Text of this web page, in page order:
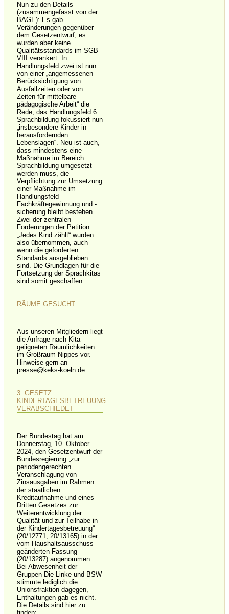
Nun zu den Details
(zusammengefasst von der
BAGE): Es gab
Veränderungen gegenüber
dem Gesetzentwurf, es
wurden aber keine
Qualitätsstandards im SGB
VIII verankert. In
Handlungsfeld zwei ist nun
von einer „angemessenen
Berücksichtigung von
Ausfallzeiten oder von
Zeiten für mittelbare
pädagogische Arbeit“ die
Rede, das Handlungsfeld 6
Sprachbildung fokussiert nun
„insbesondere Kinder in
herausfordernden
Lebenslagen“. Neu ist auch,
dass mindestens eine
Maßnahme im Bereich
Sprachbildung umgesetzt
werden muss, die
Verpflichtung zur Umsetzung
einer Maßnahme im
Handlungsfeld
Fachkräftegewinnung und -
sicherung bleibt bestehen.
Zwei der zentralen
Forderungen der Petition
„Jedes Kind zählt“ wurden
also übernommen, auch
wenn die geforderten
Standards ausgeblieben
sind. Die Grundlagen für die
Fortsetzung der Sprachkitas
sind somit geschaffen.
RÄUME GESUCHT
Aus unseren Mitgliedern liegt
die Anfrage nach Kita-
geiigneten Räumlichkeiten
im Großraum Nippes vor.
Hinweise gern an
presse@keks-koeln.de
3. GESETZ
KINDERTAGESBETREUUNG
VERABSCHIEDET
Der Bundestag hat am
Donnerstag, 10. Oktober
2024, den Gesetzentwurf der
Bundesregierung „zur
periodengerechten
Veranschlagung von
Zinsausgaben im Rahmen
der staatlichen
Kreditaufnahme und eines
Dritten Gesetzes zur
Weiterentwicklung der
Qualität und zur Teilhabe in
der Kindertagesbetreuung“
(20/12771, 20/13165) in der
vom Haushaltsausschuss
geänderten Fassung
(20/13287) angenommen.
Bei Abwesenheit der
Gruppen Die Linke und BSW
stimmte lediglich die
Unionsfraktion dagegen,
Enthaltungen gab es nicht.
Die Details sind hier zu